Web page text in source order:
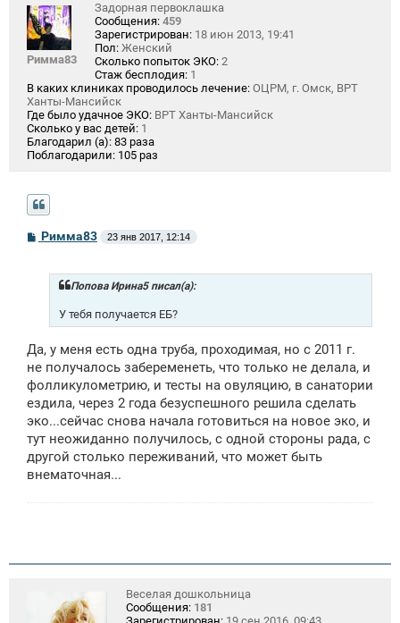
Римма83
Задорная первоклашка
Сообщения: 459
Зарегистрирован: 18 июн 2013, 19:41
Пол: Женский
Сколько попыток ЭКО: 2
Стаж бесплодия: 1
В каких клиниках проводилось лечение: ОЦРМ, г. Омск, ВРТ
Ханты-Мансийск
Где было удачное ЭКО: ВРТ Ханты-Мансийск
Сколько у вас детей: 1
Благодарил (а): 83 раза
Поблагодарили: 105 раз
СРимма83 23 янв 2017, 12:14
Попова Ирина5 писал(а):
У тебя получается ЕБ?
Да, у меня есть одна труба, проходимая, но с 2011 г.
не получалось забеременеть, что только не делала, и
фолликулометрию, и тесты на овуляцию, в санатории
ездила, через 2 года безуспешного решила сделать
эко...сейчас снова начала готовиться на новое эко, и
тут неожиданно получилось, с одной стороны рада, с
другой столько переживаний, что может быть
внематочная...
Веселая дошкольница
Сообщения: 181